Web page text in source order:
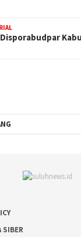
Disporabudpar
SIBER